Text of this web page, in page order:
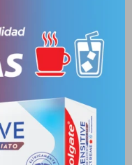
interesar